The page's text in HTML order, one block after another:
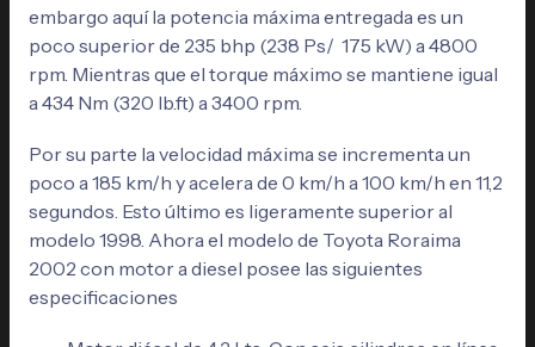
embargo aquí la potencia máxima entregada es un
poco superior de 235 bhp (238 Ps/ 175 kW) a 4800
rpm. Mientras que el torque máximo se mantiene igual
a 434 Nm (320 lb.ft) a 3400 rpm.
Por su parte la velocidad máxima se incrementa un
poco a 185 km/h y acelera de 0 km/h a 100 km/h en 11,2
segundos. Esto último es ligeramente superior al
modelo 1998. Ahora el modelo de Toyota Roraima
2002 con motor a diesel posee las siguientes
especificaciones